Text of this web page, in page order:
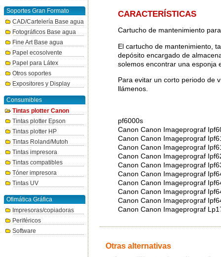
Soportes Gran Formato
CAD/Cartelería Base agua
Fotográficos Base agua
Fine Art Base agua
Papel ecosolvente
Papel para Látex
Otros soportes
Expositores y Display
Consumibles
Tintas plotter Canon
Tintas plotter Epson
Tintas plotter HP
Tintas Roland/Mutoh
Tintas impresora
Tintas compatibles
Tóner impresora
Tintas UV
Ofimática Gráfica
Impresoras/copiadoras
Periféricos
Software
CARACTERÍSTICAS
Cartucho de mantenimiento
El cartucho de mantenimiento,
depósito encargado de
solemos encontrar una esponja
Para evitar un corto periodo de
llámenos.
pf6000s
Canon Canon Imageprograf
Canon Canon Imageprograf
Canon Canon Imageprograf
Canon Canon Imageprograf
Canon Canon Imageprograf
Canon Canon Imageprograf
Canon Canon Imageprograf
Canon Canon Imageprograf
Canon Canon Imageprograf
Canon Canon Imageprograf
Otras alternativas